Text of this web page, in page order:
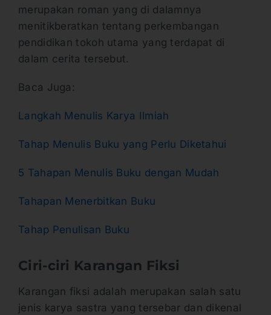
merupakan roman yang di dalamnya
menitikberatkan tentang perkembangan
pendidikan tokoh utama yang terdapat di
dalam cerita tersebut.
Baca Juga:
Langkah Menulis Karya Ilmiah
Tahap Menulis Buku yang Perlu Diketahui
5 Tahapan Menulis Buku dengan Mudah
Tahapan Menerbitkan Buku
Tahap Penulisan Buku
Ciri-ciri Karangan Fiksi
Karangan fiksi adalah merupakan salah satu
jenis karya sastra yang tersebar dan dikenal